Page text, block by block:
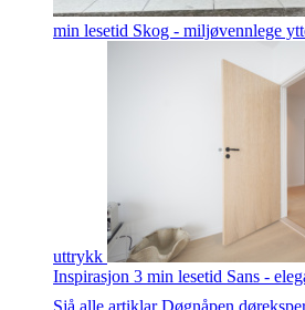
min lesetid Skog - miljøvennlege
uttrykk
Inspirasjon 3 min lesetid Sans -
Sjå alle artiklarDøgnåpen